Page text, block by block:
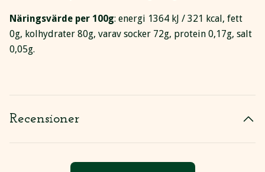
Näringsvärde per 100g: energi 1364 kJ / 321 kcal, fett
0g, kolhydrater 80g, varav socker 72g, protein 0,17g, salt
0,05g.
Recensioner